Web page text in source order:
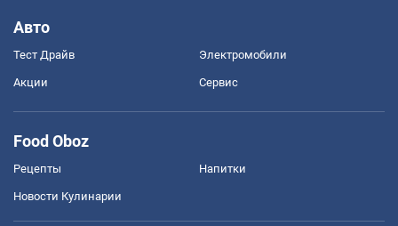
Авто
Тест Драйв Электромобили
Акции Сервис
Food Oboz
Рецепты Напитки
Новости Кулинарии